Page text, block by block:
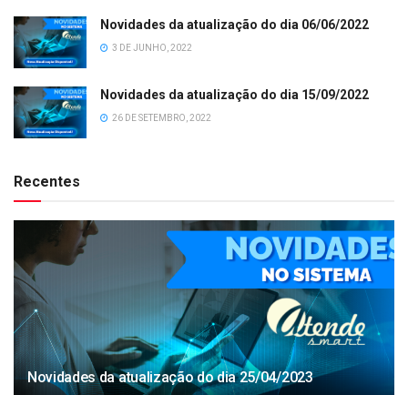
Novidades da atualização do dia 06/06/2022
3 DE JUNHO, 2022
Novidades da atualização do dia 15/09/2022
26 DE SETEMBRO, 2022
Recentes
Novidades da atualização do dia 25/04/2023